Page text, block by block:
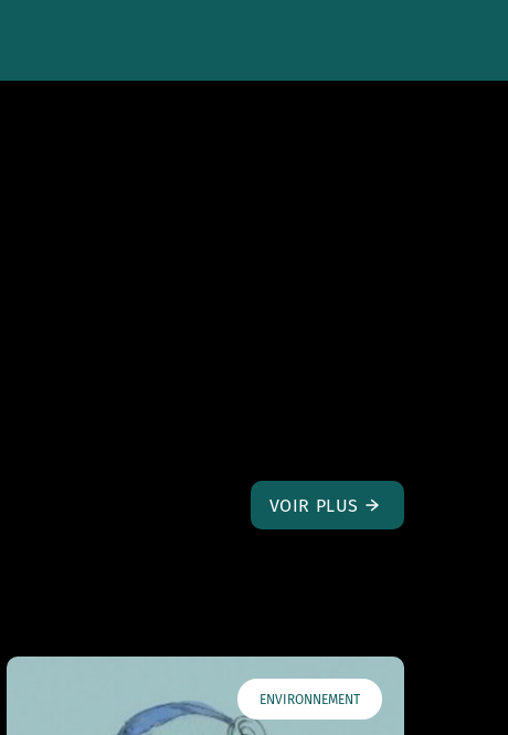
VOIR PLUS
ENVIRONNEMENT